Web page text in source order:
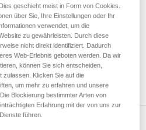
geschieht meist in Form von Cookies.
über Sie, Ihre Einstellungen oder Ihr
verwendet, um die
zu gewährleisten. Durch diese
nicht direkt identifiziert. Dadurch
Web-Erlebnis geboten werden. Da wir
können Sie sich entscheiden,
zulassen. Klicken Sie auf die
um mehr zu erfahren und unsere
Blockierung bestimmter Arten von
Erfahrung mit der von uns zur
führen.